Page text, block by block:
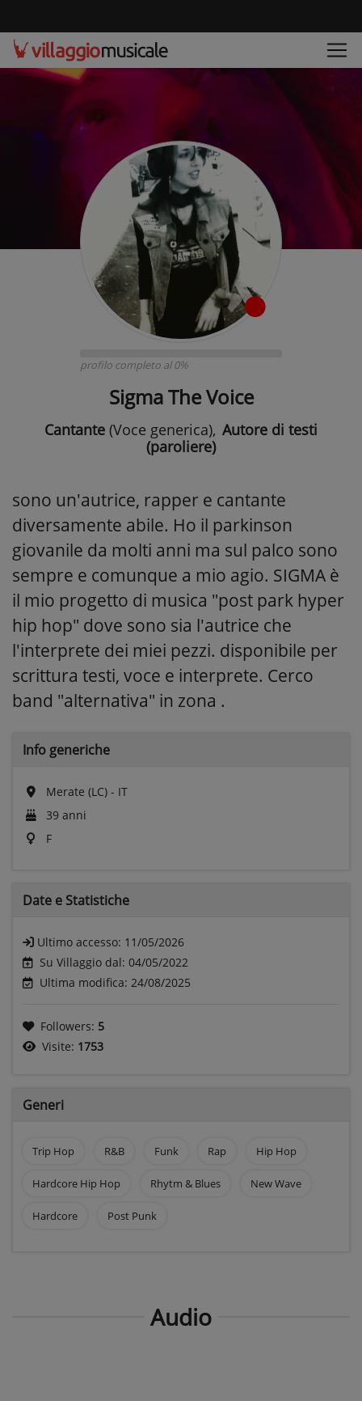
profilo completo al 0%
Sigma The Voice
Cantante (Voce generica), Autore di testi
(paroliere)
sono un'autrice, rapper e cantante
diversamente abile. Ho il parkinson
giovanile da molti anni ma sul palco sono
sempre e comunque a mio agio. SIGMA è
il mio progetto di musica "post park hyper
hip hop" dove sono sia l'autrice che
l'interprete dei miei pezzi. disponibile per
scrittura testi, voce e interprete. Cerco
band "alternativa" in zona .
Info generiche
Merate (LC) - IT
39 anni
F
Date e Statistiche
Ultimo accesso: 11/05/2026
Su Villaggio dal: 04/05/2022
Ultima modifica: 24/08/2025
Followers: 5
Visite: 1753
Generi
Trip Hop R&B Funk Rap Hip Hop
Hardcore Hip Hop Rhytm & Blues New Wave
Hardcore Post Punk
Audio